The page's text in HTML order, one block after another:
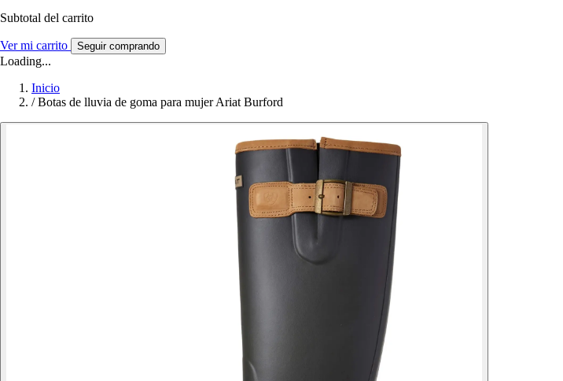
Subtotal del carrito
Ver mi carrito Seguir comprando
Loading...
Inicio
/ Botas de lluvia de goma para mujer Ariat Burford